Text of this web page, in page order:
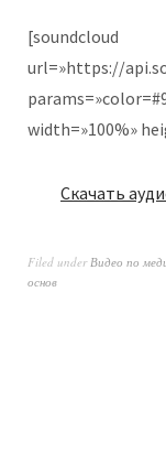
[soundcloud
url=»https://
width=»100%»
Скачать
Filed underВидео по
основ